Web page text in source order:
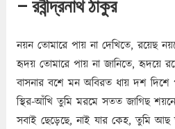
– রবীন্দ্রনাথ ঠাকুর
নয়ন তোমারে পায় না দেখিতে, রয়েছ
হৃদয় তোমারে পায় না জানিতে, হৃদয়ে
বাসনার বশে মন অবিরত ধায় দশ
স্থির-আঁখি তুমি মরমে সতত জাগিছ
সবাই ছেড়েছে, নাই যার কেহ, তুমি